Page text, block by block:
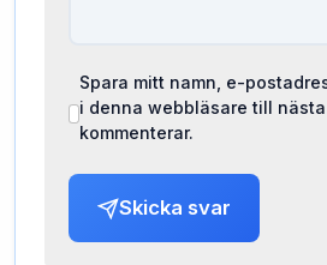
Spara mitt namn, e-
i denna webbläsare till
kommenterar.
Skicka svar